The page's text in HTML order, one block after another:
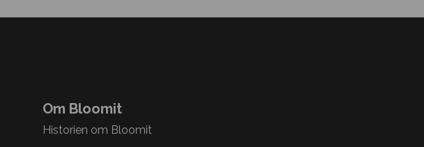
Om Bloomit
Historien om Bloomit